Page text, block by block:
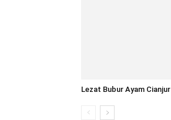
Lezat Bubur Ayam Cianjur